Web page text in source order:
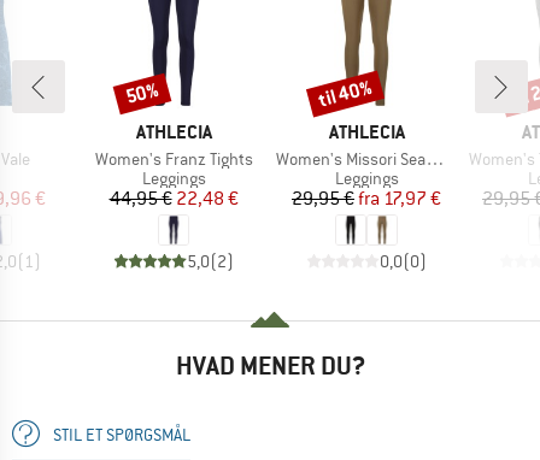
pris
€
(1 )
MÆRKE
ATHLECIA
Artikel
Women's Franz Tights
Produktgruppe
Leggings
Pris
44,95 €Nedsat pris
22,48 €
5,0(2)
Rabat
50%
MÆRKE
ATHLECIA
Artikel
Women's Missori Seamless Tights
Produktgruppe
Leggings
Pris
29,95 € Nedsat pris
fra 17,97 €
0,0(0)
Rabat
til 40%
Artikel
Women's Theresa
29,95
HVAD MENER DU?
STIL ET SPØRGSMÅL